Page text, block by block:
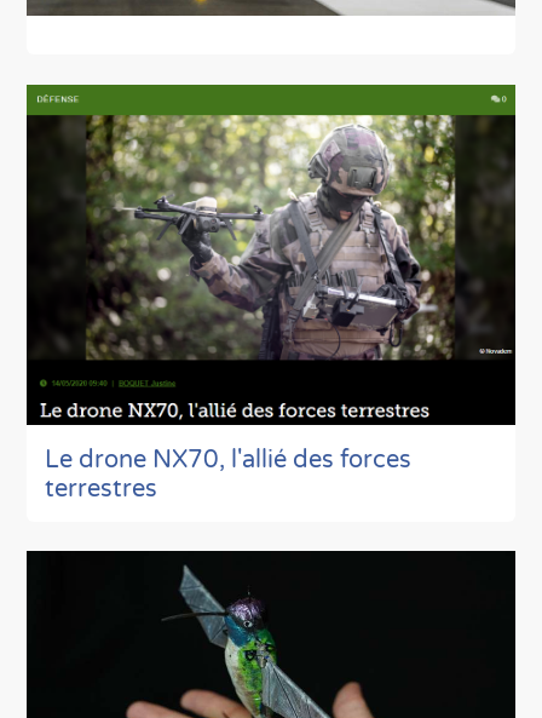
Le drone NX70, l'allié des forces
terrestres